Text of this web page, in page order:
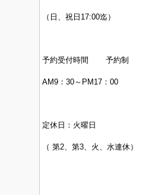
（日、祝日17:00迄）
予約受付時間 予約制
AM9：30～PM17：00
定休日： 火曜日
（ 第2、第3、火、水連休）